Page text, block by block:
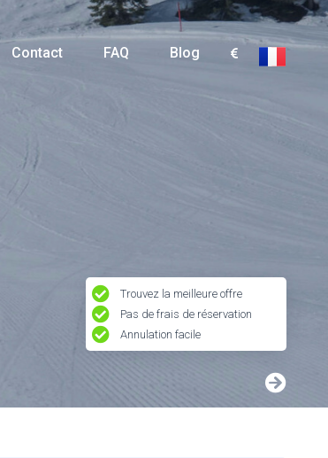
Contact FAQ Blog
Trouvez la meilleure offre
Pas de frais de réservation
Annulation facile